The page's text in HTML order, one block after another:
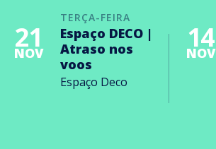
TERÇA-FEIRA
21
NOV
Espaço DECO |
Atraso nos
voos
Espaço Deco
14
NOV